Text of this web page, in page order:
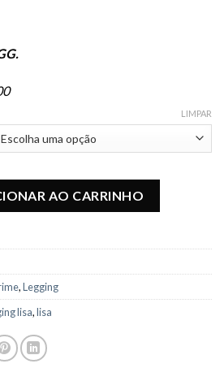
LIMPAR
quantidade
AO CARRINHO
,Legging
lisa,lisa